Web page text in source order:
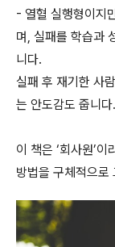
- 열혈 실행형이지
며, 실패를 학습과
니다.
실패 후 재기한 사
는 안도감도 줍니다.
이 책은 ‘회사원’
방법을 구체적으로